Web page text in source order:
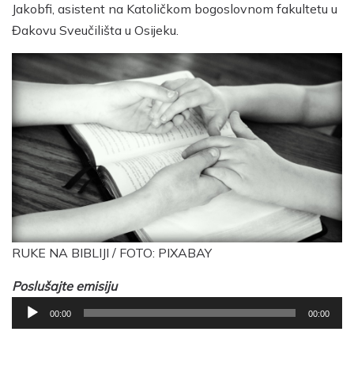
Jakobfi, asistent na Katoličkom bogoslovnom fakultetu u
Đakovu Sveučilišta u Osijeku.
RUKE NA BIBLIJI / FOTO: PIXABAY
Poslušajte emisiju
Reproduktor
audiozapisa
00:00 00:00